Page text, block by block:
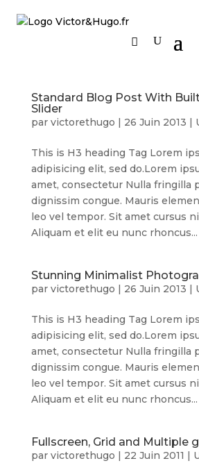
Standard Blog Post With
Slider
par victorethugo | 26 Juin 2013 |
This is H3 heading Tag Lorem
adipisicing elit, sed do.Lorem
amet, consectetur Nulla fringilla
dignissim congue. Mauris
leo vel tempor. Sit amet cursus
Aliquam et elit eu nunc rhoncus...
Stunning Minimalist
par victorethugo | 26 Juin 2013 |
This is H3 heading Tag Lorem
adipisicing elit, sed do.Lorem
amet, consectetur Nulla fringilla
dignissim congue. Mauris
leo vel tempor. Sit amet cursus
Aliquam et elit eu nunc rhoncus...
Fullscreen, Grid and Multiple
par victorethugo | 22 Juin 2011 |